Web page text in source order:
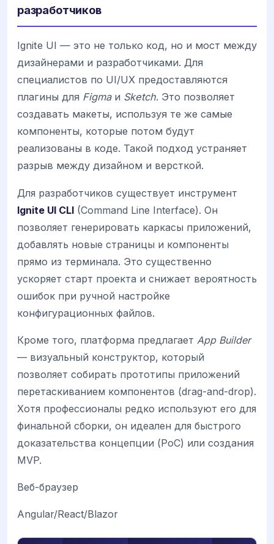
разработчиков
Ignite UI — это не только код, но и мост между
дизайнерами и разработчиками. Для
специалистов по UI/UX предоставляются
плагины для Figmaи Sketch. Это позволяет
создавать макеты, используя те же самые
компоненты, которые потом будут
реализованы в коде. Такой подход устраняет
разрыв между дизайном и версткой.
Для разработчиков существует инструмент
Ignite UI CLI (Command Line Interface). Он
позволяет генерировать каркасы приложений,
добавлять новые страницы и компоненты
прямо из терминала. Это существенно
ускоряет старт проекта и снижает вероятность
ошибок при ручной настройке
конфигурационных файлов.
Кроме того, платформа предлагает App Builder
— визуальный конструктор, который
позволяет собирать прототипы приложений
перетаскиванием компонентов (drag-and-drop).
Хотя профессионалы редко используют его для
финальной сборки, он идеален для быстрого
доказательства концепции (PoC) или создания
MVP.
Веб-браузер
Angular/React/Blazor